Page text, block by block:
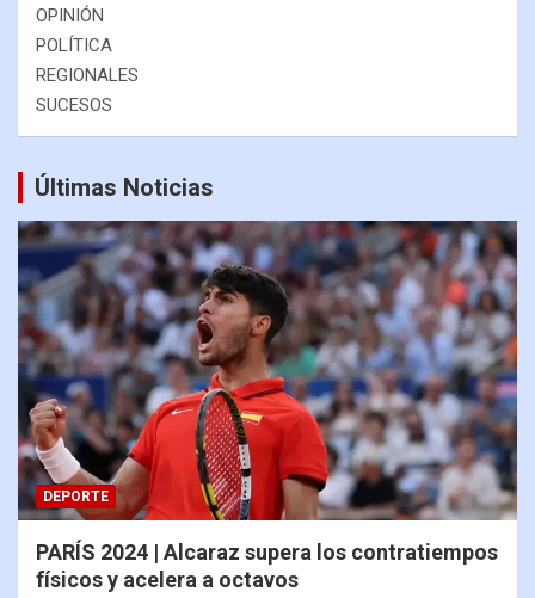
OPINIÓN
POLÍTICA
REGIONALES
SUCESOS
Últimas Noticias
DEPORTE
PARÍS 2024 | Alcaraz supera los contratiempos
físicos y acelera a octavos